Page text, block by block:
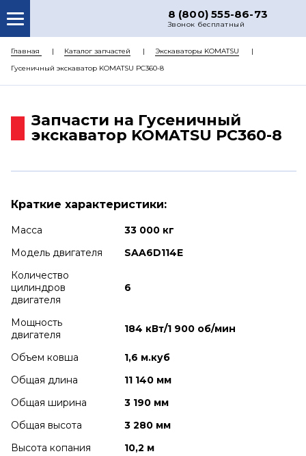
8 (800) 555-86-73
Звонок бесплатный
О НАС
КАТАЛОГ ЗАПЧАСТЕЙ
ДОСТАВКА
Главная Каталог запчастей
Экскаваторы KOMATSU
Гусеничный экскаватор KOMATSU PC360-8
Запчасти на Гусеничный
экскаватор KOMATSU PC360-8
Краткие характеристики:
Масса
33 000 кг
Модель двигателя
SAA6D114E
Количество
цилиндров
двигателя
6
Мощность
двигателя
184 кВт/1 900 об/мин
Объем ковша
1,6 м.куб
Общая длина
11 140 мм
Общая ширина
3 190 мм
Общая высота
3 280 мм
Высота копания
10,2 м